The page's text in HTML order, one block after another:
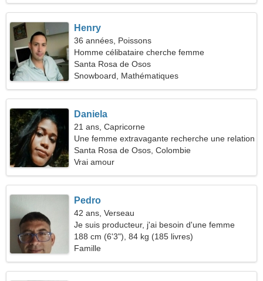
Henry
36 années, Poissons
Homme célibataire cherche femme
Santa Rosa de Osos
Snowboard, Mathématiques
Daniela
21 ans, Capricorne
Une femme extravagante recherche une relation
amoureuse
Santa Rosa de Osos, Colombie
Vrai amour
Pedro
42 ans, Verseau
Je suis producteur, j'ai besoin d'une femme
sincère
188 cm (6'3"), 84 kg (185 livres)
Famille